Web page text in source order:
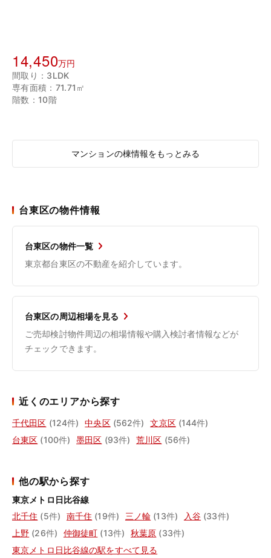
14,450万円
間取り：3LDK
専有面積：71.71㎡
階数：10階
マンションの棟情報をもっとみる
台東区の物件情報
台東区の物件一覧
東京都台東区の不動産を紹介しています。
台東区の周辺相場を見る
ご売却検討物件周辺の相場情報や購入検討者情報などが
チェックできます。
近くのエリアから探す
千代田区 (124件) 中央区 (562件) 文京区 (144件)
台東区 (100件) 墨田区 (93件) 荒川区 (56件)
他の駅から探す
東京メトロ日比谷線
北千住 (5件) 南千住 (19件) 三ノ輪 (13件) 入谷 (33件)
上野 (26件) 仲御徒町 (13件) 秋葉原 (33件)
東京メトロ日比谷線の駅をすべて見る